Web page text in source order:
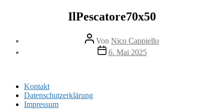
IlPescatore70x50
Beitragsautor
Von Nico Cappiello
Beitragsdatum
6. Mai 2025
Kontakt
Datenschutzerklärung
Impressum